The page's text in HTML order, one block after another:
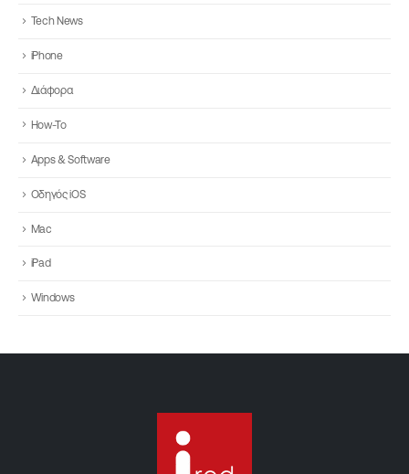
Tech News
iPhone
Διάφορα
How-To
Apps & Software
Οδηγός iOS
Mac
iPad
Windows